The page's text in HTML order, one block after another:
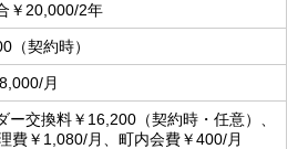
￥20,000/2年
（契約時）
月
ー交換料￥16,200（契約時・任意）、
費￥1,080/月、町内会費￥400/月